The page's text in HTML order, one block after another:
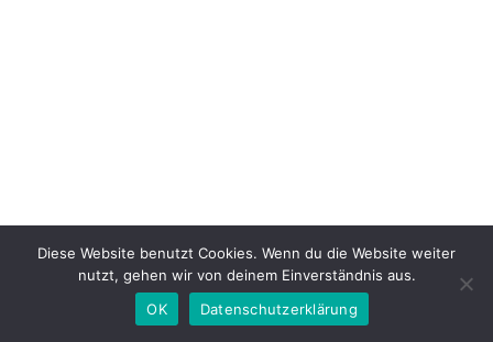
Diese Website benutzt Cookies. Wenn du die Website weiter
nutzt, gehen wir von deinem Einverständnis aus.
OK
Datenschutzerklärung